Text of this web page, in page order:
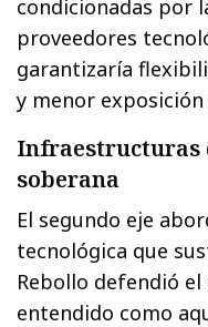
condicionadas por
proveedores
garantizaría
y menor exposición
Infraestructuras
soberana
El segundo eje
tecnológica que
Rebollo defendió el
entendido como